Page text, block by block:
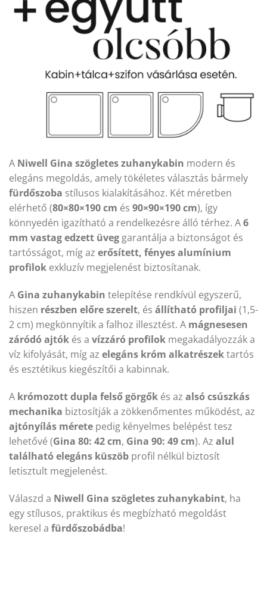
A Niwell Gina szögletes zuhanykabin modern és
elegáns megoldás, amely tökéletes választás bármely
fürdőszoba stílusos kialakításához. Két méretben
elérhető (80×80×190 cm és 90×90×190 cm), így
könnyedén igazítható a rendelkezésre álló térhez. A6
mm vastag edzett üveggarantálja a biztonságot és
tartósságot, míg az erősített, fényes alumínium
profilok exkluzív megjelenést biztosítanak.
A Gina zuhanykabin telepítése rendkívül egyszerű,
hiszen részben előre szerelt, és állítható profiljai (1,5-
2 cm) megkönnyítik a falhoz illesztést. A mágnesesen
záródó ajtók és a vízzáró profilok megakadályozzák a
víz kifolyását, míg az elegáns króm alkatrészektartós
és esztétikus kiegészítői a kabinnak.
A krómozott dupla felső görgők és az alsó csúszkás
mechanika biztosítják a zökkenőmentes működést, az
ajtónyílás mérete pedig kényelmes belépést tesz
lehetővé (Gina 80: 42 cm, Gina 90: 49 cm). Az alul
található elegáns küszöb profil nélkül biztosít
letisztult megjelenést.
Válaszd a Niwell Gina szögletes zuhanykabint, ha
egy stílusos, praktikus és megbízható megoldást
keresel a fürdőszobádba!